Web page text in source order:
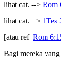
lihat cat. --> Rom
lihat cat. --> 1Tes
[atau ref. Rom
Bagi mereka